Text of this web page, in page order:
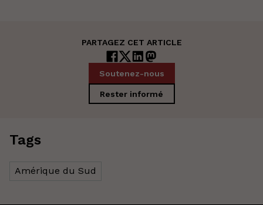
PARTAGEZ CET ARTICLE
Soutenez-nous
Rester informé
Tags
Amérique du Sud